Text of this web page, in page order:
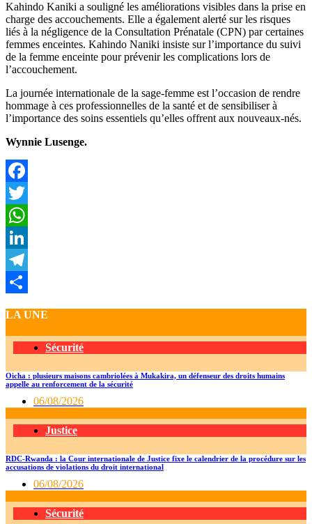
Kahindo Kaniki a souligné les améliorations visibles dans la prise en
charge des accouchements. Elle a également alerté sur les risques
liés à la négligence de la Consultation Prénatale (CPN) par certaines
femmes enceintes. Kahindo Naniki insiste sur l’importance du suivi
de la femme enceinte pour prévenir les complications lors de
l’accouchement.
La journée internationale de la sage-femme est l’occasion de rendre
hommage à ces professionnelles de la santé et de sensibiliser à
l’importance des soins essentiels qu’elles offrent aux nouveaux-nés.
Wynnie Lusenge.
Facebook
Twitter
WhatsApp
LinkedIn
Telegram
LA UNE
Sécurité
Oicha : plusieurs maisons cambriolées à Mukakira, un défenseur des droits humains
appelle au renforcement de la sécurité
06/08/2026
Justice
RDC-Rwanda : la Cour internationale de Justice fixe le calendrier de la procédure sur les
accusations de violations du droit international
06/08/2026
Sécurité